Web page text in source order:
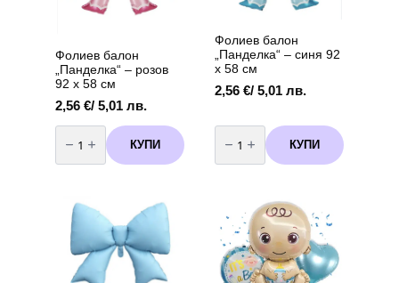
Фолиев балон
„Панделка“ – розов
92 х 58 см
2,56 €/ 5,01 лв.
количество
за
Фолиев
балон
розов
КУПИ
Фолиев балон
„Панделка“ – синя 92
х 58 см
2,56 €/ 5,01 лв.
количество
за
Фолиев
балон
58
см
КУПИ